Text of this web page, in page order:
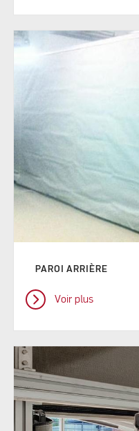
PAROI ARRIÈRE
Voir plus